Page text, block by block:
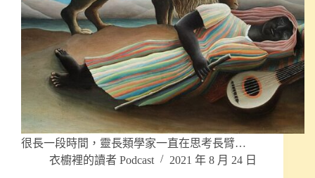
很長一段時間，靈長類學家一直在思考長臂…
衣櫥裡的讀者 Podcast
2021 年 8 月 24 日